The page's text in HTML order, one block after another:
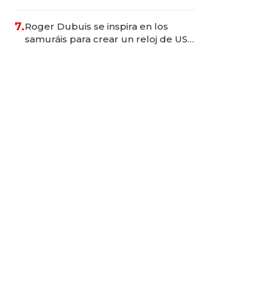
7.Roger Dubuis se inspira en los
samuráis para crear un reloj de US$